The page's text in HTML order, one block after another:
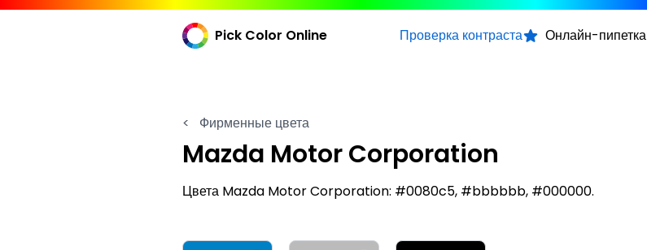
Pick Color Online Проверка контраста Онлайн-пипетка
< Фирменные цвета
Mazda Motor Corporation
Цвета Mazda Motor Corporation: #0080c5, #bbbbbb, #000000.